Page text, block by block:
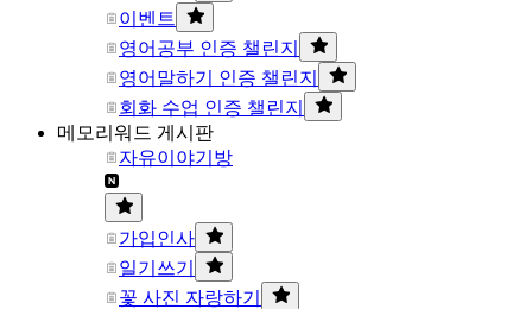
이벤트
영어공부 인증 챌린지
영어말하기 인증 챌린지
회화 수업 인증 챌린지
메모리워드 게시판
자유이야기방
가입인사
일기쓰기
꽃 사진 자랑하기